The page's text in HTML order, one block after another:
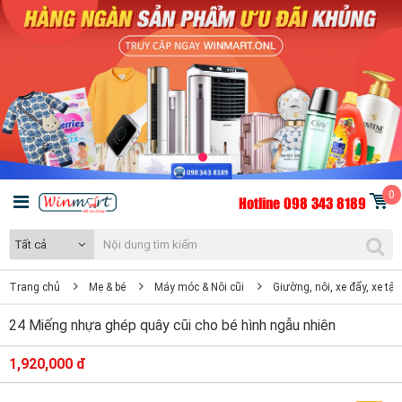
Hotline 098 343 8189 0
Tất cả
Trang chủ Mẹ & bé Máy móc & Nôi cũi Giường, nôi, xe đẩy, xe
24 Miếng nhựa ghép quây cũi cho bé hình ngẫu nhiên
1,920,000 đ